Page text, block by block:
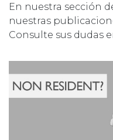
En nuestra sección
nuestras
Consulte sus dudas